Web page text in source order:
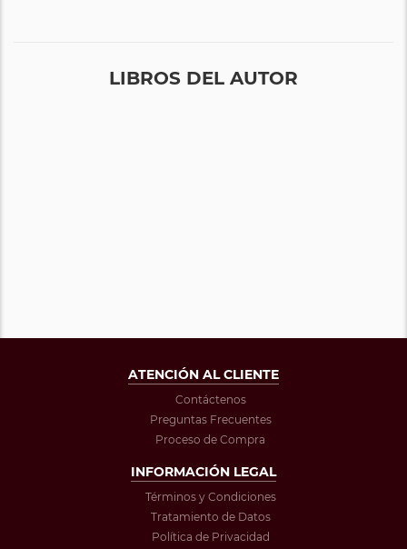
LIBROS DEL AUTOR
ATENCIÓN AL CLIENTE
Contáctenos
Preguntas Frecuentes
Proceso de Compra
INFORMACIÓN LEGAL
Términos y Condiciones
Tratamiento de Datos
Política de Privacidad